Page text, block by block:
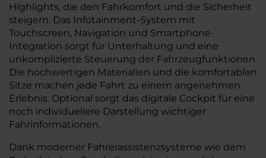
Highlights, die den Fahrkomfort und die Sicherheit
steigern. Das Infotainment-System mit
Touchscreen, Navigation und Smartphone-
Integration sorgt für Unterhaltung und eine
unkomplizierte Steuerung der Fahrzeugfunktionen.
Die hochwertigen Materialien und die komfortablen
Sitze machen jede Fahrt zu einem angenehmen
Erlebnis. Optional sorgt das digitale Cockpit für eine
noch individuellere Darstellung wichtiger
Fahrinformationen.
Dank moderner Fahrerassistenzsysteme wie dem